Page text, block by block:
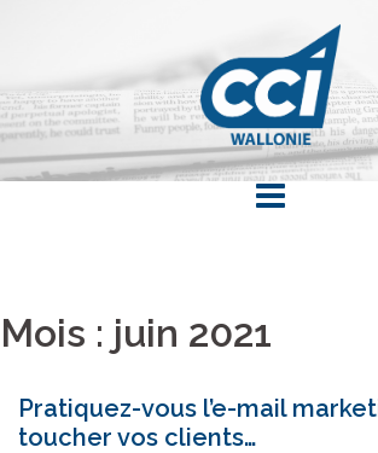
Mois : juin 2021
Pratiquez-vous l’e-mail
toucher vos clients…